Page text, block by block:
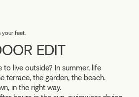
your feet.
EDIT
live outside? In summer, life
terrace, the garden, the beach.
in the right way.